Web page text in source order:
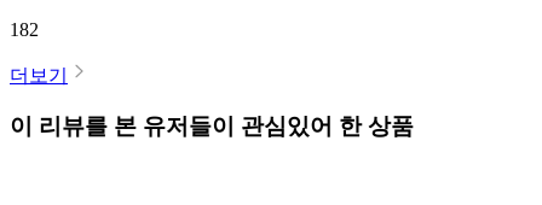
182
더보기
이 리뷰를 본 유저들이 관심있어 한 상품